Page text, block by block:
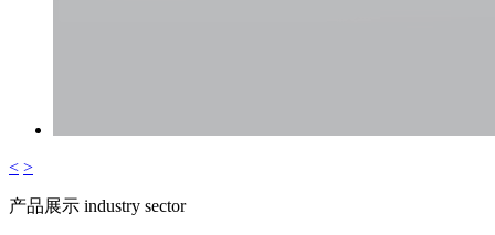
< >
产品展示 industry sector